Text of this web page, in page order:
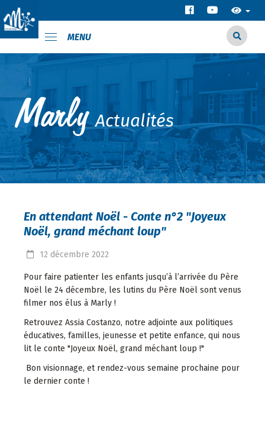
MENU
Actualités
En attendant Noël - Conte n°2 "Joyeux
Noël, grand méchant loup"
12 décembre 2022
Pour faire patienter les enfants jusqu’à l’arrivée du Père
Noël le 24 décembre, les lutins du Père Noël sont venus
filmer nos élus à Marly !
Retrouvez Assia Costanzo, notre adjointe aux politiques
éducatives, familles, jeunesse et petite enfance, qui nous
lit le conte "Joyeux Noël, grand méchant loup !"
Bon visionnage, et rendez-vous semaine prochaine pour
le dernier conte !